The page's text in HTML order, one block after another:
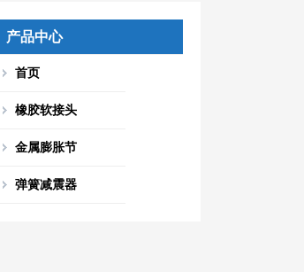
产品中心
首页
橡胶软接头
金属膨胀节
弹簧减震器